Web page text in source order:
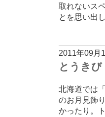
取れないス
とを思い出
2011年09月
とうきび
北海道では「
のお月見飾
かったり。